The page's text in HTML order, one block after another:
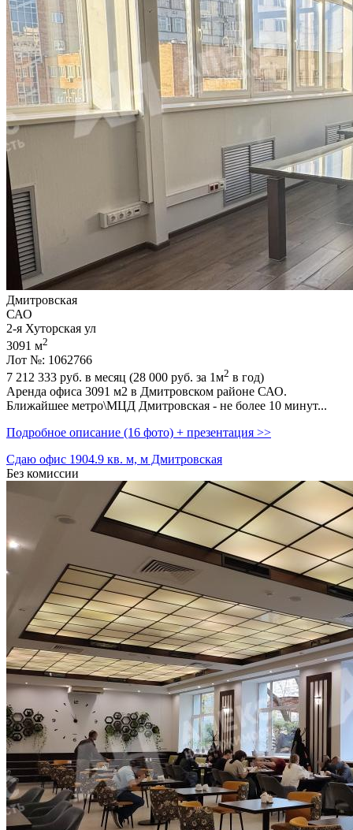
Дмитровская
САО
2-я Хуторская ул
3091 м2
Лот №: 1062766
7 212 333 руб. в месяц (28 000 руб. за 1м2 в год)
Аренда офиса 3091 м2 в Дмитровском районе САО.
Ближайшее метро\МЦД Дмитровская - не более 10 минут...
Подробное описание (16 фото) + презентация >>
Сдаю офис 1904.9 кв. м, м Дмитровская
Без комиссии